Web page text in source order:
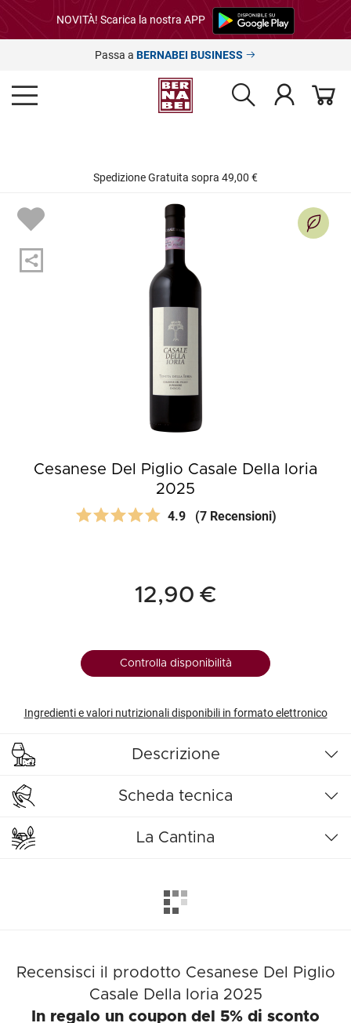
NOVITÀ! Scarica la nostra APP
Passa a BERNABEI BUSINESS
Spedizione Gratuita sopra 49,00 €
Cesanese Del Piglio Casale Della Ioria
2025
4.9 (7 Recensioni)
12,90 €
Controlla disponibilità
Ingredienti e valori nutrizionali disponibili in formato elettronico
Descrizione
Scheda tecnica
La Cantina
Recensisci il prodotto Cesanese Del Piglio
Casale Della Ioria 2025
In regalo un coupon del 5% di sconto